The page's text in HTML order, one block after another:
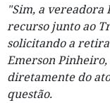
"Sim, a vereadora
recurso junto ao
solicitando a
Emerson
diretamente do
questão.